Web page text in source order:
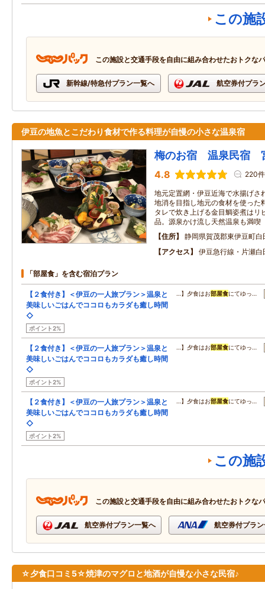
この施
この施設と交通手段を自由に組み合わせたおトクな
新幹線/特急付プラン一覧へ 航空券付プラ
伊豆の地魚とこだわり食材で作る料理が自慢の小さな温泉宿
梅のお宿 温泉民宿
4.8 220件
地元定置網・伊豆近海で水揚げさ
地消を目指し地元の食材を使った
タレで炊き上げる金目鯛姿煮はリ
品。源泉かけ流し天然温泉も満喫
住所
静岡県賀茂郡東伊豆町白
アクセス
伊豆急行線・片瀬
「部屋食」を含む宿泊プラン
【２食付き】＜伊豆の一人旅プラン＞温泉と
美味しいごはんでココロもカラダも癒し時間
◇
ポイント2%
…】夕食はお部屋食にてゆっ…
【２食付き】＜伊豆の一人旅プラン＞温泉と
美味しいごはんでココロもカラダも癒し時間
◇
ポイント2%
…】夕食はお部屋食にてゆっ…
【２食付き】＜伊豆の一人旅プラン＞温泉と
美味しいごはんでココロもカラダも癒し時間
◇
ポイント2%
…】夕食はお部屋食にてゆっ…
この施
この施設と交通手段を自由に組み合わせたおトクな
航空券付プラン一覧へ 航空券付プラ
☆夕食口コミ5☆焼津のマグロと地酒が自慢な小さな民宿♪